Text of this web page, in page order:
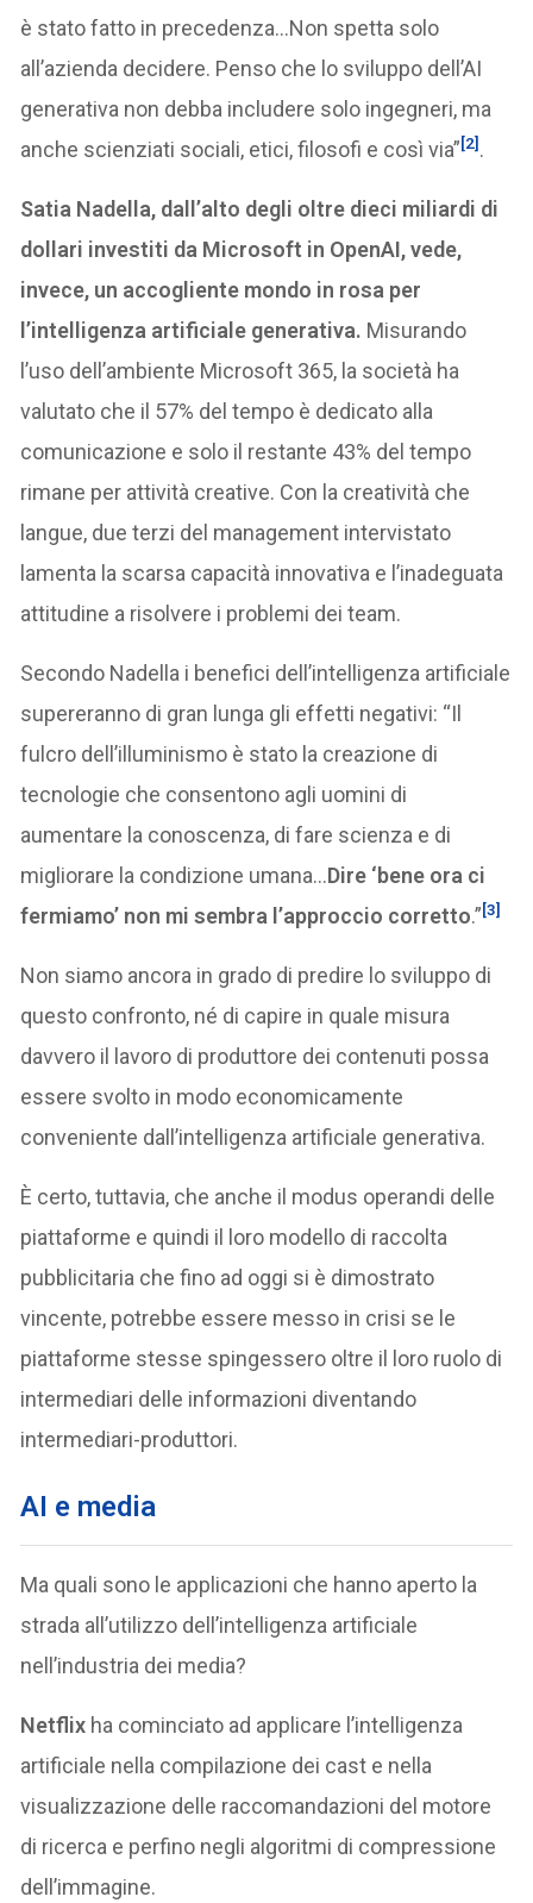
è stato fatto in precedenza…Non spetta solo
all’azienda decidere. Penso che lo sviluppo dell’AI
generativa non debba includere solo ingegneri, ma
anche scienziati sociali, etici, filosofi e così via”[2] .
Satia Nadella, dall’alto degli oltre dieci miliardi di
dollari investiti da Microsoft in OpenAI, vede,
invece, un accogliente mondo in rosa per
l’intelligenza artificiale generativa. Misurando
l’uso dell’ambiente Microsoft 365, la società ha
valutato che il 57% del tempo è dedicato alla
comunicazione e solo il restante 43% del tempo
rimane per attività creative. Con la creatività che
langue, due terzi del management intervistato
lamenta la scarsa capacità innovativa e l’inadeguata
attitudine a risolvere i problemi dei team.
Secondo Nadella i benefici dell’intelligenza artificiale
supereranno di gran lunga gli effetti negativi: “Il
fulcro dell’illuminismo è stato la creazione di
tecnologie che consentono agli uomini di
aumentare la conoscenza, di fare scienza e di
migliorare la condizione umana…Dire ‘bene ora ci
fermiamo’ non mi sembra l’approccio corretto.”[3]
Non siamo ancora in grado di predire lo sviluppo di
questo confronto, né di capire in quale misura
davvero il lavoro di produttore dei contenuti possa
essere svolto in modo economicamente
conveniente dall’intelligenza artificiale generativa.
È certo, tuttavia, che anche il modus operandi delle
piattaforme e quindi il loro modello di raccolta
pubblicitaria che fino ad oggi si è dimostrato
vincente, potrebbe essere messo in crisi se le
piattaforme stesse spingessero oltre il loro ruolo di
intermediari delle informazioni diventando
intermediari-produttori.
AI e media
Ma quali sono le applicazioni che hanno aperto la
strada all’utilizzo dell’intelligenza artificiale
nell’industria dei media?
Netflix ha cominciato ad applicare l’intelligenza
artificiale nella compilazione dei cast e nella
visualizzazione delle raccomandazioni del motore
di ricerca e perfino negli algoritmi di compressione
dell’immagine.